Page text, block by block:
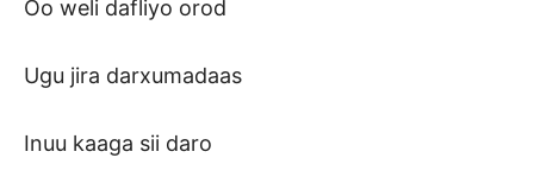
Oo weli dafliyo orod
Ugu jira darxumadaas
Inuu kaaga sii daro